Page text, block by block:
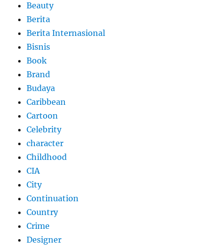
Beauty
Berita
Berita Internasional
Bisnis
Book
Brand
Budaya
Caribbean
Cartoon
Celebrity
character
Childhood
CIA
City
Continuation
Country
Crime
Designer